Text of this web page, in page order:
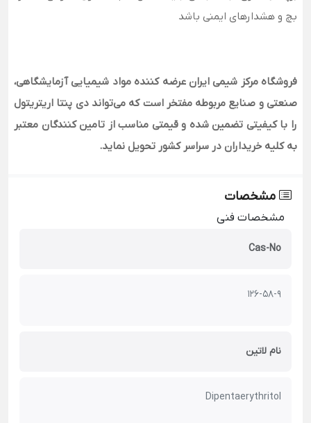
بچ و هشدارهای ایمنی باشد
فروشگاه مرکز شیمی ایران عرضه کننده مواد شیمیایی آزمایشگاهی،
صنعتی و صنایع مربوطه مفتخر است که می‌تواند دی پنتا اریتریتول
را با کیفیتی تضمین شده و قیمتی مناسب از تامین کنندگان معتبر
به کلیه خریداران در سراسر کشور تحویل نماید.
مشخصات
مشخصات فنی
Cas-No
126-58-9
نام لاتین
Dipentaerythritol